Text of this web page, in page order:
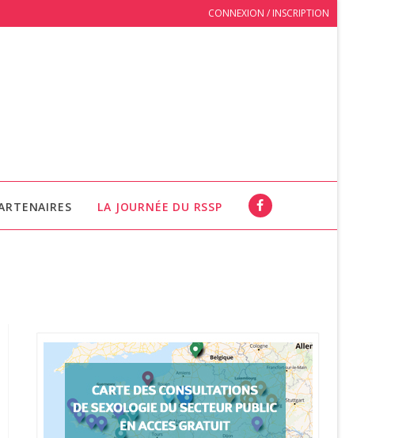
CONNEXION / INSCRIPTION
LA JOURNÉE DU RSSP